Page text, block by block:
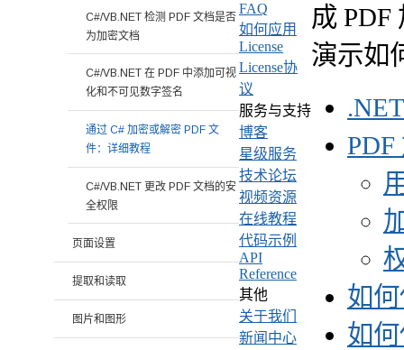
成
演示如
如
如
C#/VB.NET 检测 PDF 文档是否
为加密文档
C#/VB.NET 在 PDF 中添加可视
化和不可见数字签名
通过 C# 加密或解密 PDF 文
件：详细教程
C#/VB.NET 更改 PDF 文档的安
全权限
页面设置
提取和读取
图片和图形
FAQ
如何应用
License
License协
议
服务与支持
博客
星级服务
技术论坛
视频资源
在线教程
代码示例
API
Reference
其他
关于我们
新闻中心